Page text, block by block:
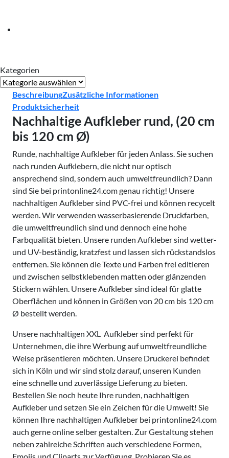
Kategorien
Kategorien
BeschreibungZusätzliche Informationen
Produktsicherheit
Nachhaltige Aufkleber rund, (20 cm
bis 120 cm Ø)
Runde, nachhaltige Aufkleber für jeden Anlass. Sie suchen
nach runden Aufklebern, die nicht nur optisch
ansprechend sind, sondern auch umweltfreundlich? Dann
sind Sie bei printonline24.com genau richtig! Unsere
nachhaltigen Aufkleber sind PVC-frei und können recycelt
werden. Wir verwenden wasserbasierende Druckfarben,
die umweltfreundlich sind und dennoch eine hohe
Farbqualität bieten. Unsere runden Aufkleber sind wetter-
und UV-beständig, kratzfest und lassen sich rückstandslos
entfernen. Sie können die Texte und Farben frei editieren
und zwischen selbstklebenden matten oder glänzenden
Stickern wählen. Unsere Aufkleber sind ideal für glatte
Oberflächen und können in Größen von 20 cm bis 120 cm
Ø bestellt werden.
Unsere nachhaltigen XXL Aufkleber sind perfekt für
Unternehmen, die ihre Werbung auf umweltfreundliche
Weise präsentieren möchten. Unsere Druckerei befindet
sich in Köln und wir sind stolz darauf, unseren Kunden
eine schnelle und zuverlässige Lieferung zu bieten.
Bestellen Sie noch heute Ihre runden, nachhaltigen
Aufkleber und setzen Sie ein Zeichen für die Umwelt! Sie
können Ihre nachhaltigen Aufkleber bei printonline24.com
auch gerne online selber gestalten. Zur Gestaltung stehen
neben zahlreiche Schriften auch verschiedene Formen,